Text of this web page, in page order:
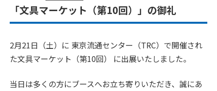
「文具マーケット（第10回）」の御礼
2月21日（土）に 東京流通センター（TRC）で開催され
た文具マーケット（第10回） に出展いたしました。
当日は多くの方にブースへお立ち寄りいただき、誠にあ